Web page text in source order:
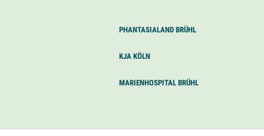
PHANTASIALAND BRÜHL
KJA KÖLN
MARIENHOSPITAL BRÜHL